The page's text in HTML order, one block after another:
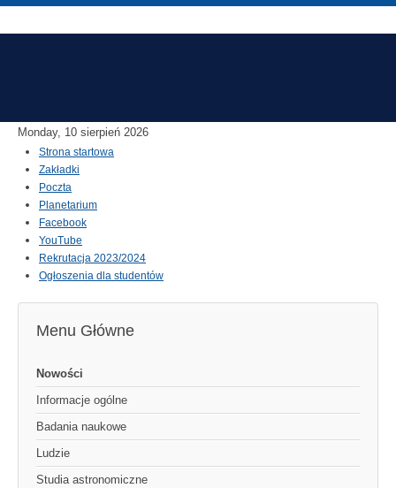
Monday, 10 sierpień 2026
Strona startowa
Zakładki
Poczta
Planetarium
Facebook
YouTube
Rekrutacja 2023/2024
Ogłoszenia dla studentów
Menu Główne
Nowości
Informacje ogólne
Badania naukowe
Ludzie
Studia astronomiczne